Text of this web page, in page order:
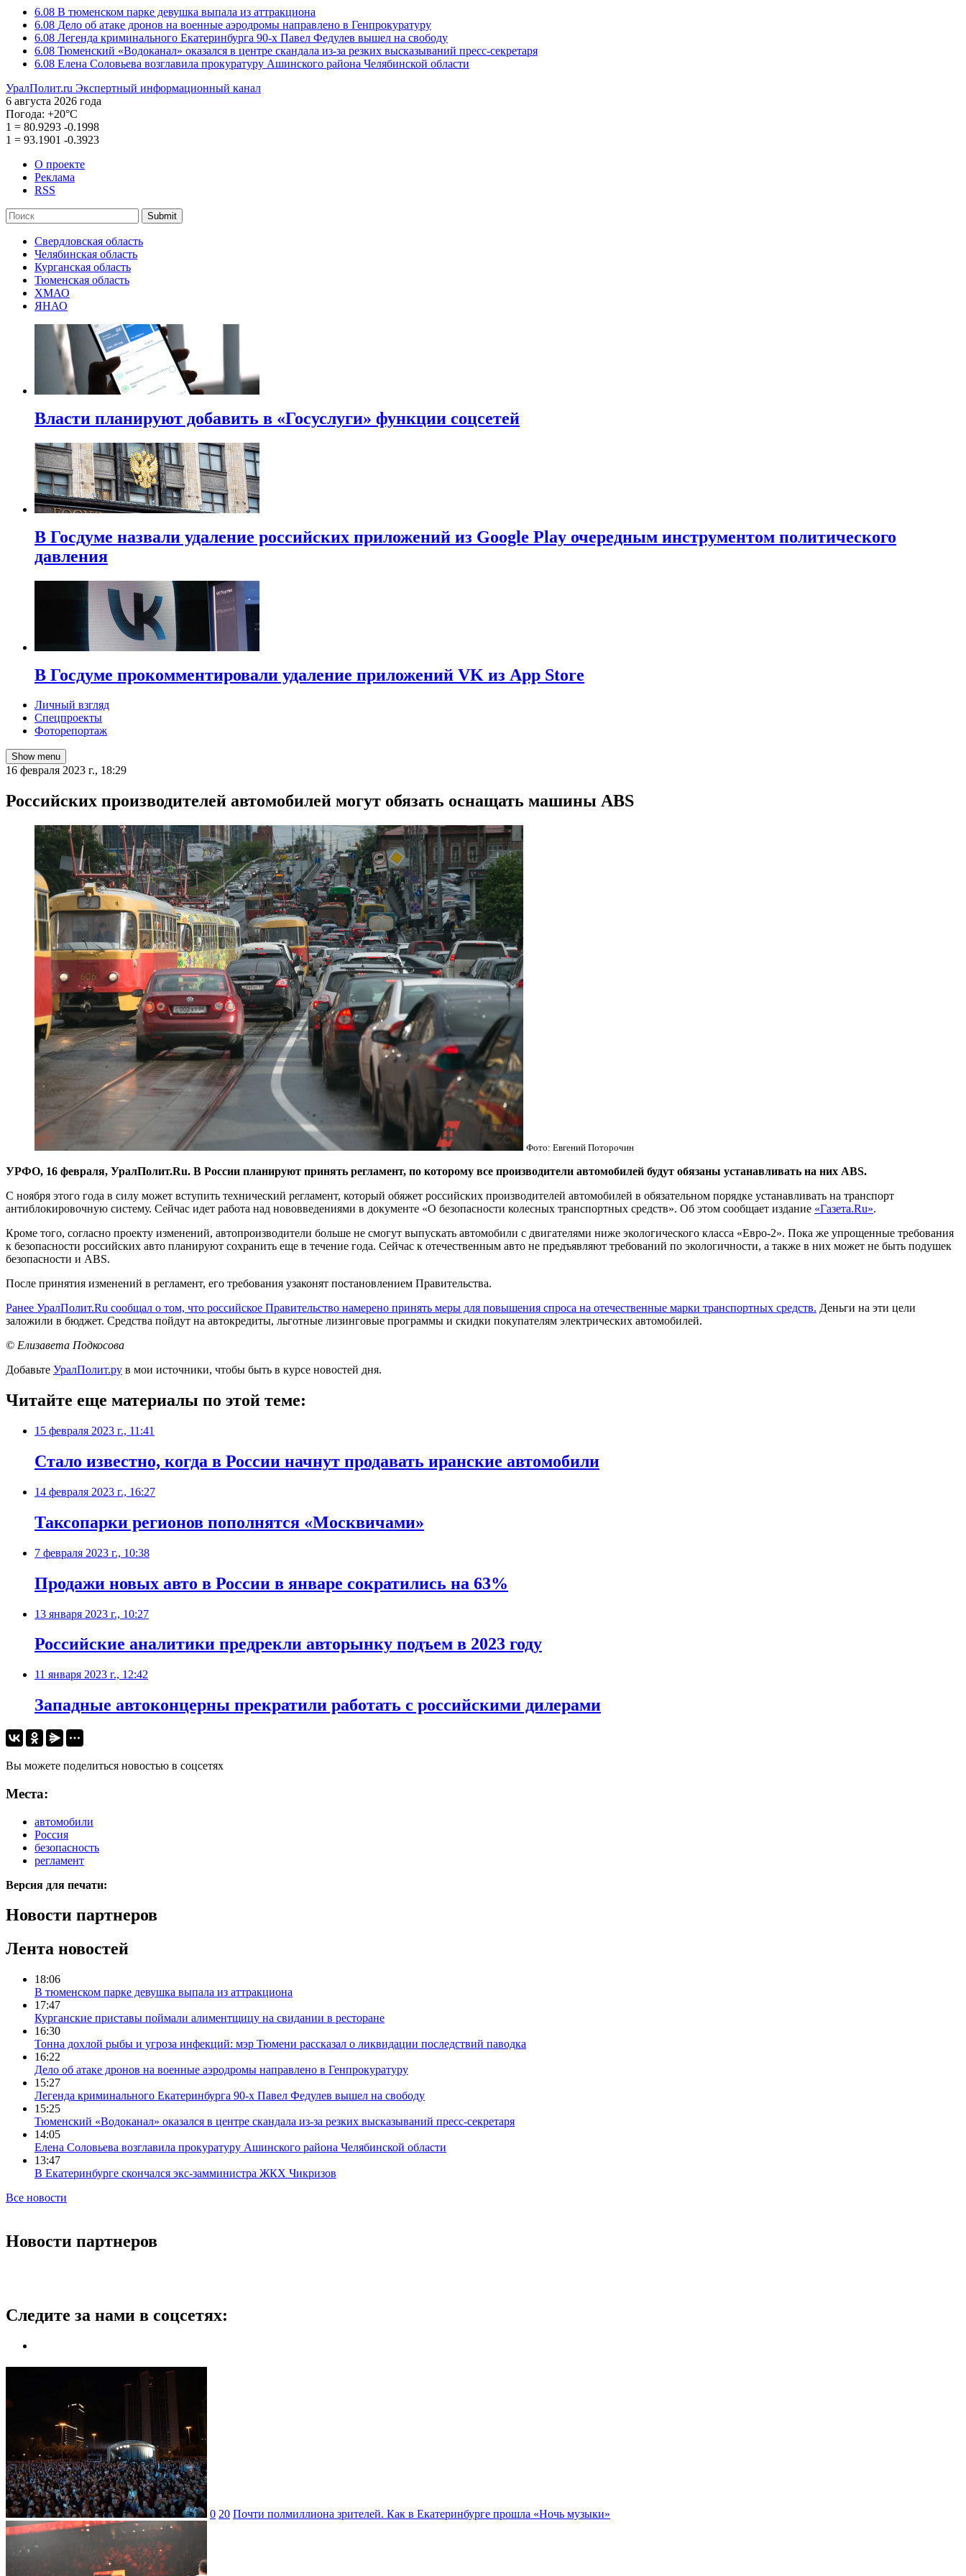
6.08 В тюменском парке девушка выпала из аттракциона
6.08 Дело об атаке дронов на военные аэродромы направлено в Генпрокуратуру
6.08 Легенда криминального Екатеринбурга 90-х Павел Федулев вышел на свободу
6.08 Тюменский «Водоканал» оказался в центре скандала из-за резких высказываний пресс-секретаря
6.08 Елена Соловьева возглавила прокуратуру Ашинского района Челябинской области
УралПолит.ru Экспертный информационный канал
6 августа 2026 года
Погода: +20°С
1 = 80.9293 -0.1998
1 = 93.1901 -0.3923
О проекте
Реклама
RSS
Submit
Свердловская область
Челябинская область
Курганская область
Тюменская область
ХМАО
ЯНАО
Власти планируют добавить в «Госуслуги» функции соцсетей
В Госдуме назвали удаление российских приложений из Google Play очередным инструментом политического
давления
В Госдуме прокомментировали удаление приложений VK из App Store
Личный взгляд
Спецпроекты
Фоторепортаж
Show menu
16 февраля 2023 г., 18:29
Российских производителей автомобилей могут обязать оснащать машины ABS
Фото: Евгений Поторочин
УРФО, 16 февраля, УралПолит.Ru. В России планируют принять регламент, по которому все производители автомобилей будут обязаны устанавливать на них ABS.
С ноября этого года в силу может вступить технический регламент, который обяжет российских производителей автомобилей в обязательном порядке устанавливать на транспорт
антиблокировочную систему. Сейчас идет работа над нововведениями в документе «О безопасности колесных транспортных средств». Об этом сообщает издание «Газета.Ru».
Кроме того, согласно проекту изменений, автопроизводители больше не смогут выпускать автомобили с двигателями ниже экологического класса «Евро-2». Пока же упрощенные требования
к безопасности российских авто планируют сохранить еще в течение года. Сейчас к отечественным авто не предъявляют требований по экологичности, а также в них может не быть подушек
безопасности и ABS.
После принятия изменений в регламент, его требования узаконят постановлением Правительства.
Ранее УралПолит.Ru сообщал о том, что российское Правительство намерено принять меры для повышения спроса на отечественные марки транспортных средств. Деньги на эти цели
заложили в бюджет. Средства пойдут на автокредиты, льготные лизинговые программы и скидки покупателям электрических автомобилей.
© Елизавета Подкосова
Добавьте УралПолит.ру в мои источники, чтобы быть в курсе новостей дня.
Читайте еще материалы по этой теме:
15 февраля 2023 г., 11:41
Стало известно, когда в России начнут продавать иранские автомобили
14 февраля 2023 г., 16:27
Таксопарки регионов пополнятся «Москвичами»
7 февраля 2023 г., 10:38
Продажи новых авто в России в январе сократились на 63%
13 января 2023 г., 10:27
​Российские аналитики предрекли авторынку подъем в 2023 году
11 января 2023 г., 12:42
Западные автоконцерны прекратили работать с российскими дилерами
Вы можете поделиться новостью в соцсетях
Места:
автомобили
Россия
безопасность
регламент
Версия для печати:
Новости партнеров
Лента новостей
18:06
В тюменском парке девушка выпала из аттракциона
17:47
Курганские приставы поймали алиментщицу на свидании в ресторане
16:30
Тонна дохлой рыбы и угроза инфекций: мэр Тюмени рассказал о ликвидации последствий паводка
16:22
Дело об атаке дронов на военные аэродромы направлено в Генпрокуратуру
15:27
Легенда криминального Екатеринбурга 90-х Павел Федулев вышел на свободу
15:25
Тюменский «Водоканал» оказался в центре скандала из-за резких высказываний пресс-секретаря
14:05
Елена Соловьева возглавила прокуратуру Ашинского района Челябинской области
13:47
В Екатеринбурге скончался экс-замминистра ЖКХ Чикризов
Все новости
Новости партнеров
Следите за нами в соцсетях:
0 20 Почти полмиллиона зрителей. Как в Екатеринбурге прошла «Ночь музыки»